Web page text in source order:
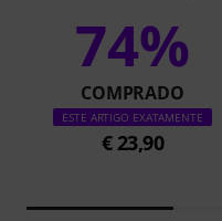
74%
COMPRADO
ESTE ARTIGO EXATAMENTE
€ 23,90